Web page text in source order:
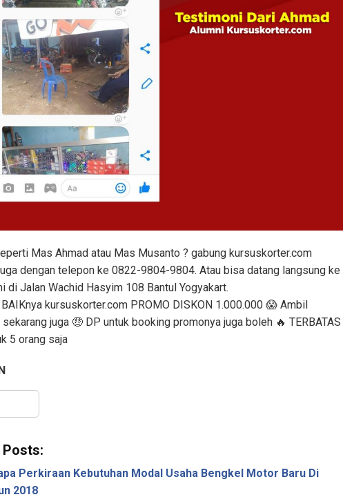
Mas Ahmad atau Mas Musanto ? gabung kursuskorter.com
dengan telepon ke 0822-9804-9804. Atau bisa datang langsung ke
di Jalan Wachid Hasyim 108 Bantul Yogyakart.
BAIKnya kursuskorter.com PROMO DISKON 1.000.000 😱 Ambil
juga 🤑 DP untuk booking promonya juga boleh 🔥 TERBATAS
5 orang saja
Posts:
Perkiraan Kebutuhan Modal Usaha Bengkel Motor Baru Di
2018